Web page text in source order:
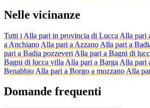
Nelle vicinanze
Tutti i Alla pari in provincia di Lucca Alla pari
a Anchiano Alla pari a Azzano Alla pari a
pari a Badia pozzeveri Alla pari a Bagni di
Bagni di lucca villa Alla pari a Barga Alla pari
Benabbio Alla pari a Borgo a mozzano Alla
Domande frequenti